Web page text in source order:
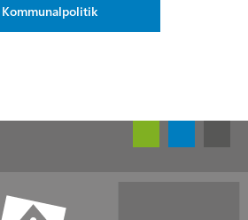
Kommunalpolitik